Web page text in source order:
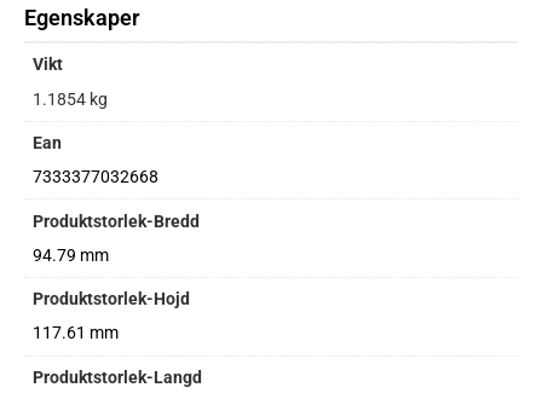
Egenskaper
Vikt
1.1854 kg
Ean
7333377032668
Produktstorlek-Bredd
94.79 mm
Produktstorlek-Hojd
117.61 mm
Produktstorlek-Langd